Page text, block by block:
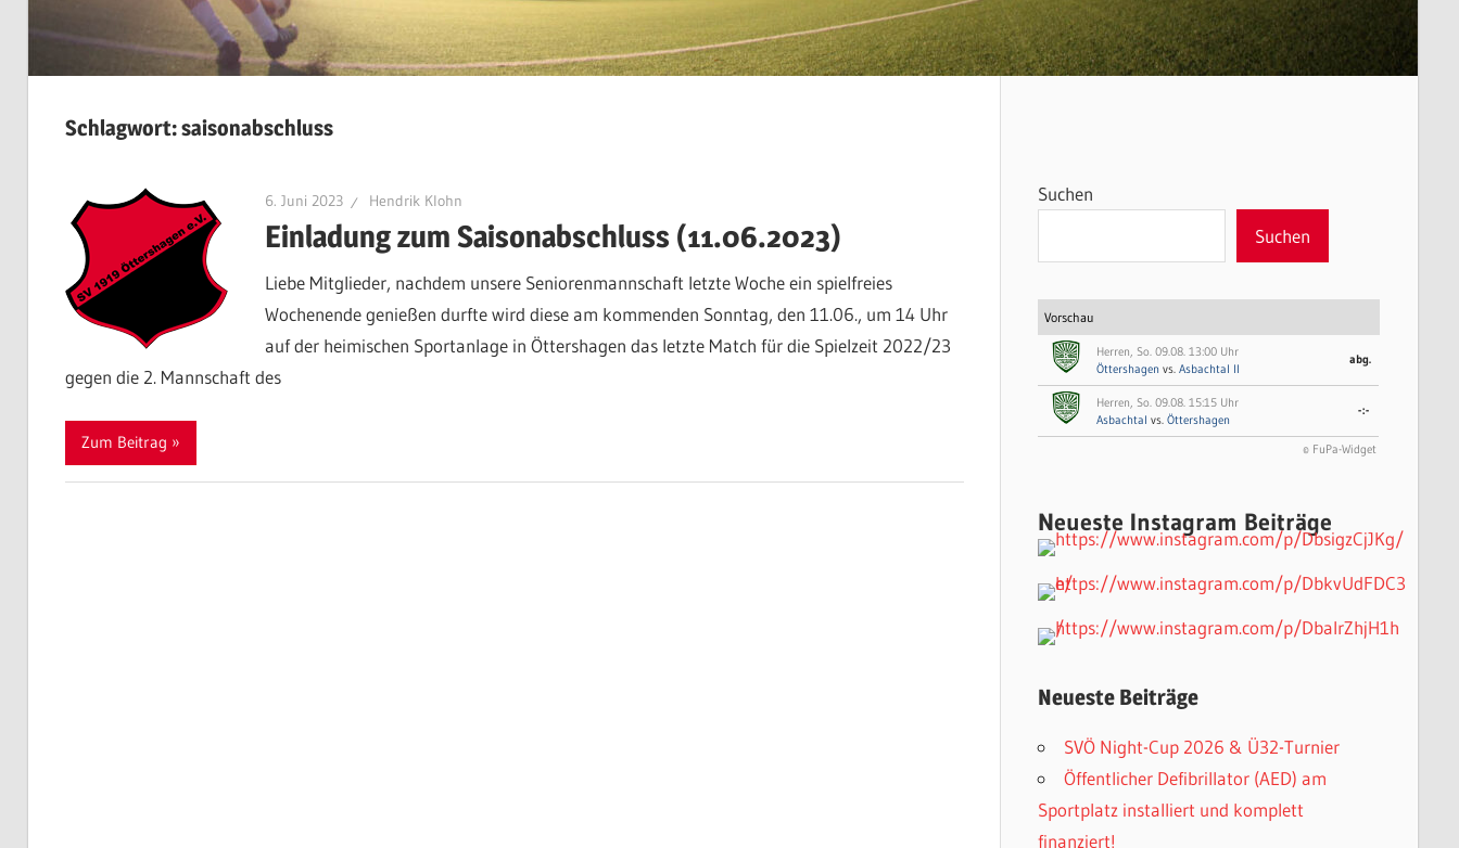
Schlagwort:saisonabschluss
6. Juni 2023 Hendrik Klohn
Einladung zum Saisonabschluss (11.06.2023)
Liebe Mitglieder, nachdem unsere Seniorenmannschaft letzte Woche ein spielfreies
Wochenende genießen durfte wird diese am kommenden Sonntag, den 11.06., um 14 Uhr
auf der heimischen Sportanlage in Öttershagen das letzte Match für die Spielzeit 2022/23
gegen die 2. Mannschaft des
Zum Beitrag
Suchen
Suchen
Vorschau
Herren, So. 09.08. 13:00 Uhr
Öttershagen vs. Asbachtal II
abg.
Herren, So. 09.08. 15:15 Uhr
Asbachtal vs. Öttershagen
-:-
© FuPa-Widget
Neueste Instagram Beiträge
Neueste Beiträge
SVÖ Night-Cup 2026 & Ü32-Turnier
Öffentlicher Defibrillator (AED) am
Sportplatz installiert und komplett
finanziert!